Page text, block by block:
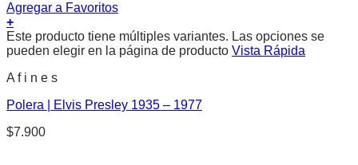
Agregar a Favoritos
+
Este producto tiene múltiples variantes. Las opciones se
pueden elegir en la página de producto Vista Rápida
A f i n e s
Polera | Elvis Presley 1935 – 1977
$7.900